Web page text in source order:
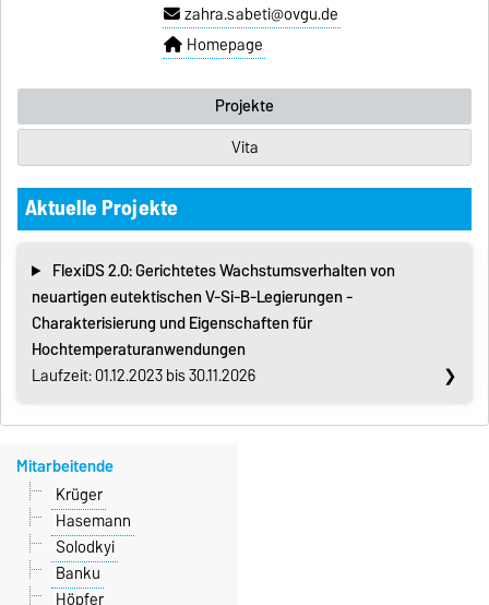
zahra.sabeti@ovgu.de
Homepage
Projekte
Vita
Aktuelle Projekte
FlexiDS 2.0: Gerichtetes Wachstumsverhalten von
neuartigen eutektischen V-Si-B-Legierungen -
Charakterisierung und Eigenschaften für
Hochtemperaturanwendungen
Laufzeit: 01.12.2023 bis 30.11.2026
Mitarbeitende
Krüger
Hasemann
Solodkyi
Banku
Höpfer